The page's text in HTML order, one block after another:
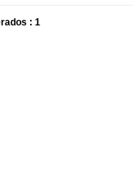
: 1